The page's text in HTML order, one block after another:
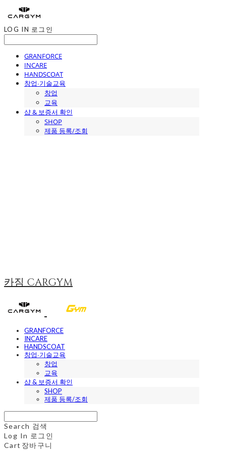
LOG IN 로그인
GRANFORCE
INCARE
HANDSCOAT
창업∙기술교육
창업
교육
샵 & 보증서 확인
SHOP
제품 등록/조회
카짐 CARGYM
GRANFORCE
INCARE
HANDSCOAT
창업∙기술교육
창업
교육
샵 & 보증서 확인
SHOP
제품 등록/조회
Search 검색
Log In 로그인
Cart 장바구니